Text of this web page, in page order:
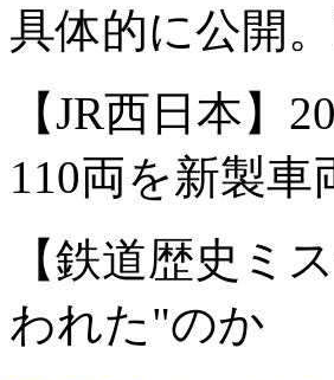
具体的に公開
【JR西日本】
110両を新製車
【鉄道歴史ミ
われた"のか